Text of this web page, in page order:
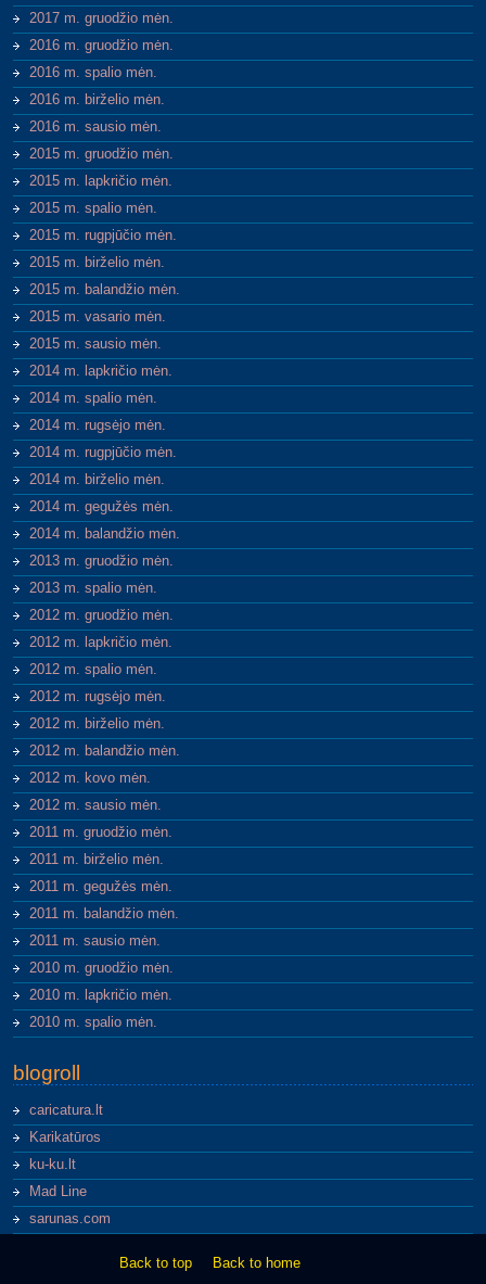
2017 m. gruodžio mėn.
2016 m. gruodžio mėn.
2016 m. spalio mėn.
2016 m. birželio mėn.
2016 m. sausio mėn.
2015 m. gruodžio mėn.
2015 m. lapkričio mėn.
2015 m. spalio mėn.
2015 m. rugpjūčio mėn.
2015 m. birželio mėn.
2015 m. balandžio mėn.
2015 m. vasario mėn.
2015 m. sausio mėn.
2014 m. lapkričio mėn.
2014 m. spalio mėn.
2014 m. rugsėjo mėn.
2014 m. rugpjūčio mėn.
2014 m. birželio mėn.
2014 m. gegužės mėn.
2014 m. balandžio mėn.
2013 m. gruodžio mėn.
2013 m. spalio mėn.
2012 m. gruodžio mėn.
2012 m. lapkričio mėn.
2012 m. spalio mėn.
2012 m. rugsėjo mėn.
2012 m. birželio mėn.
2012 m. balandžio mėn.
2012 m. kovo mėn.
2012 m. sausio mėn.
2011 m. gruodžio mėn.
2011 m. birželio mėn.
2011 m. gegužės mėn.
2011 m. balandžio mėn.
2011 m. sausio mėn.
2010 m. gruodžio mėn.
2010 m. lapkričio mėn.
2010 m. spalio mėn.
blogroll
caricatura.lt
Karikatūros
ku-ku.lt
Mad Line
sarunas.com
Back to top Back to home